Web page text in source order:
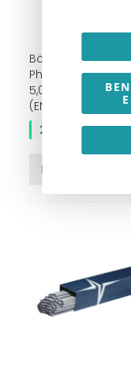
Böhler
Phoenix Spezial D
5,0 mm | E 51 43
(EN 499 = E 42 3 B
29,11 €
In den